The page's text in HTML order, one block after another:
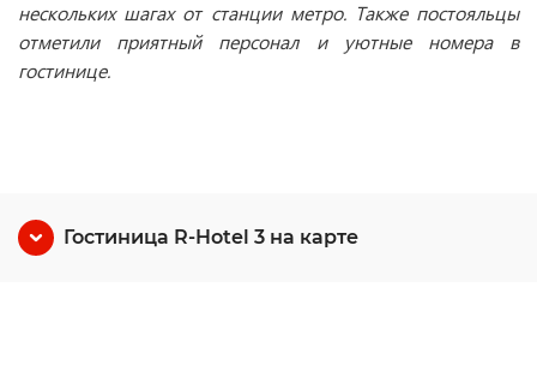
нескольких шагах от станции метро. Также постояльцы
отметили приятный персонал и уютные номера в
гостинице.
Гостиница R-Hotel 3 на карте